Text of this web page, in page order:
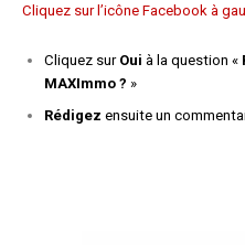
Cliquez sur l’icône Facebook à
Cliquez sur Oui à la question «
MAXImmo ? »
Rédigez ensuite un